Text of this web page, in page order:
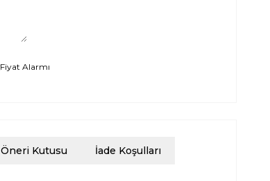
Fiyat Alarmı
Öneri Kutusu İade Koşulları